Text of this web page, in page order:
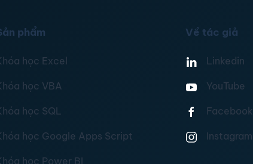
phẩm
học Excel
học VBA
học SQL
học Google Apps Script
học Power BI
Về tác giả
Linkedin
YouTube
Facebook
Instagram